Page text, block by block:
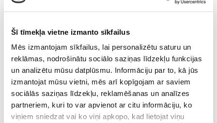
Šī tīmekļa vietne izmanto sīkfailus
Mēs izmantojam sīkfailus, lai personalizētu saturu un
reklāmas, nodrošinātu sociālo saziņas līdzekļu funkcijas
un analizētu mūsu datplūsmu. Informāciju par to, kā jūs
izmantojat mūsu vietni, mēs arī kopīgojam ar saviem
sociālās saziņas līdzekļu, reklamēšanas un analīzes
partneriem, kuri to var apvienot ar citu informāciju, ko
viņiem sniedzat vai ko viņi apkopo, kad lietojat viņu
Mazais valītis ar lielu sirdi
Mazulis
piebarošanas laikā
Mazulis
Mazuļa pirmā pieredze
peldēšanā
Mazulis
23. May 09:55